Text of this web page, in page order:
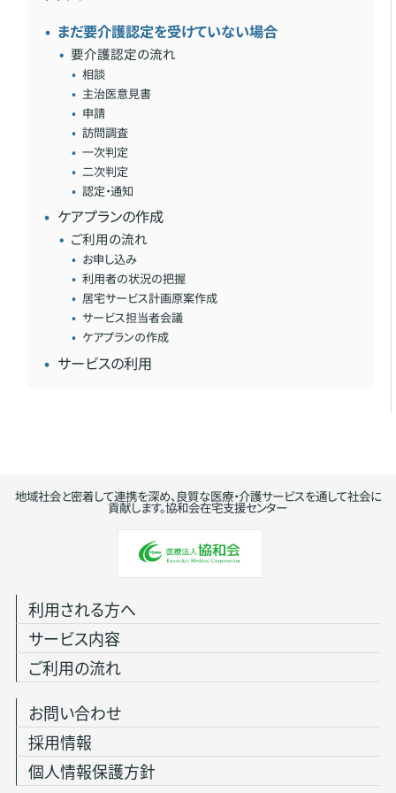
まだ要介護認定を受けていない場合
要介護認定の流れ
相談
主治医意見書
申請
訪問調査
一次判定
二次判定
認定・通知
ケアプランの作成
ご利用の流れ
お申し込み
利用者の状況の把握
居宅サービス計画原案作成
サービス担当者会議
ケアプランの作成
サービスの利用
地域社会と密着して連携を深め、良質な医療・介護サービスを通して社会に
貢献します。協和会在宅支援センター
利用される方へ
サービス内容
ご利用の流れ
お問い合わせ
採用情報
個人情報保護方針